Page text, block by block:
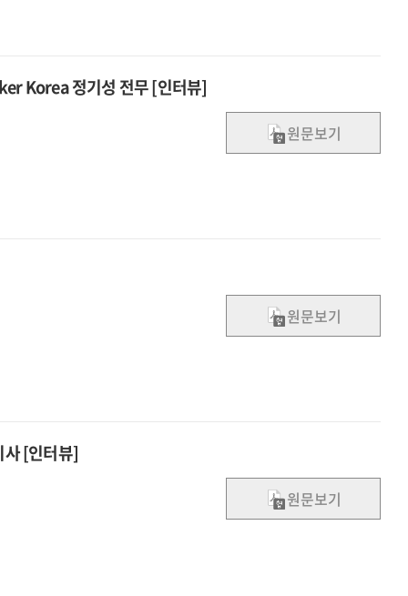
Korea 정기성 전무 [인터뷰]
원문보기
원문보기
사 [인터뷰]
원문보기